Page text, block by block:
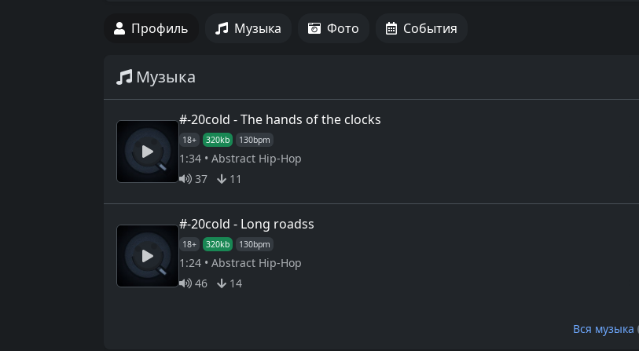
Профиль Музыка Фото События
Музыка
#-20cold - The hands of the clocks
18+ 320kb 130bpm
1:34 • Abstract Hip-Hop
37
11
#-20cold - Long roadss
18+ 320kb 130bpm
1:24 • Abstract Hip-Hop
46
14
Вся музыка